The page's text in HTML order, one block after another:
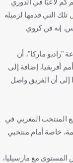
كم لاعبًا في الدوري
تلك التي قدمها لزميله
إنه فن كروي
"راديو ماركا"، أن
أفريقيا، إضافة إلى
إلى أن الفريق واصل
المنتخب المغربي في
حاسمة، خاصة أمام منتخبي
مع مارسيليا،